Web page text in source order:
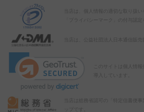
当店は、個人情報の適切な取り扱
「プライバシーマーク」の付与認定
当店は、公益社団法人日本通信販売
このサイトは個人情
導入しています。
当店は総務省認可の「特定信書便